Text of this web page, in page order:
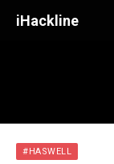
iHackline
#HASWELL